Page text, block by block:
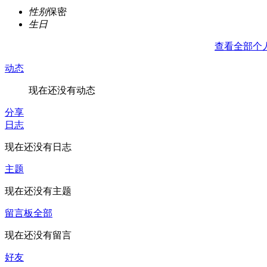
性别保密
生日
查看全部个
动态
现在还没有动态
分享
日志
现在还没有日志
主题
现在还没有主题
留言板全部
现在还没有留言
好友